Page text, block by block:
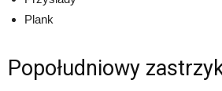
Plank
Popołudniowy